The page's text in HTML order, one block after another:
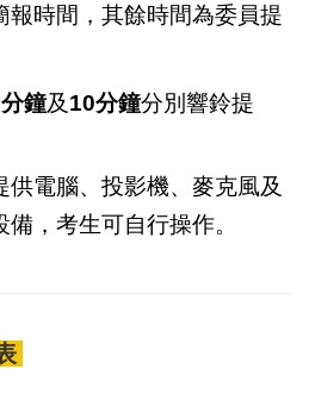
報時間，其餘時間為委員提
分鐘及10分鐘分別響鈴提
供電腦、投影機、麥克風及
備，考生可自行操作。